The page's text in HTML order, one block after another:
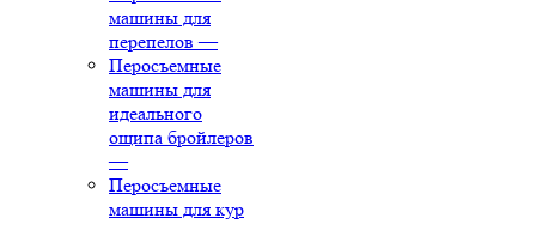
машины для
перепелов —
Перосъемные
машины для
идеального
ощипа бройлеров
—
Перосъемные
машины для кур